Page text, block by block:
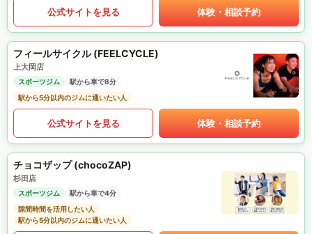
公式サイトを見る 体験・相談予約
フィールサイクル (FEELCYCLE)
上大岡店
スポーツジム
駅から車で8分
駅から5分以内のジムに通いたい人
公式サイトを見る 体験・相談予約
チョコザップ (chocoZAP)
杉田店
スポーツジム
駅から車で4分
隙間時間を活用したい人
駅から5分以内のジムに通いたい人